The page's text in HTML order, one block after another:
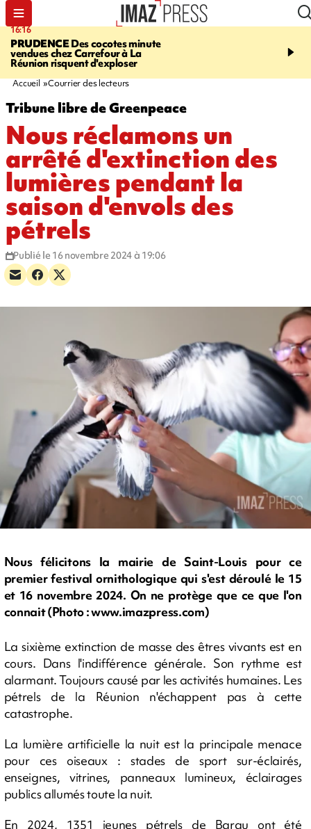
16:16
PRUDENCEDes cocotes minute
vendues chez Carrefour à La
Réunion risquent d'exploser
20:06
l'Asie, mort d'une
Accueil Courrier des lecteurs
Tribune libre de Greenpeace
Nous réclamons un
arrêté d'extinction des
lumières pendant la
saison d'envols des
pétrels
Publié le 16 novembre 2024 à 19:06
Nous félicitons la mairie de Saint-Louis pour ce
premier festival ornithologique qui s'est déroulé le 15
et 16 novembre 2024. On ne protège que ce que l'on
connait (Photo : www.imazpress.com)
La sixième extinction de masse des êtres vivants est en
cours. Dans l'indifférence générale. Son rythme est
alarmant. Toujours causé par les activités humaines. Les
pétrels de la Réunion n'échappent pas à cette
catastrophe.
La lumière artificielle la nuit est la principale menace
pour ces oiseaux : stades de sport sur-éclairés,
enseignes, vitrines, panneaux lumineux, éclairages
publics allumés toute la nuit.
En 2024, 1351 jeunes pétrels de Barau ont été